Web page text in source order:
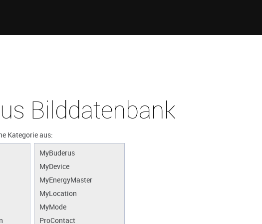
Bilddatenbank
Kategorie aus:
MyBuderus
MyDevice
MyEnergyMaster
MyLocation
MyMode
ProContact